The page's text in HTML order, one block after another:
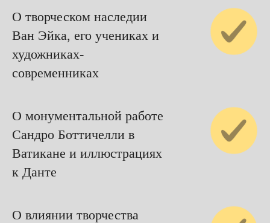
О творческом наследии
Ван Эйка, его учениках и
художниках-
современниках
О монументальной работе
Сандро Боттичелли в
Ватикане и иллюстрациях
к Данте
О влиянии творчества